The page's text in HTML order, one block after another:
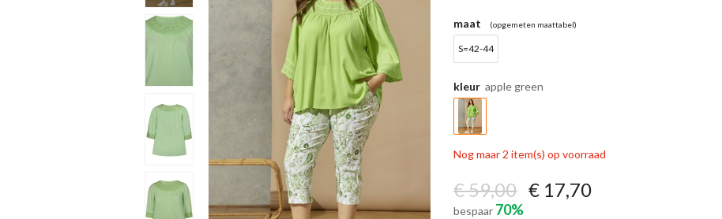
maat (opgemeten maattabel)
S=42-44
kleur apple green
Nog maar 2 item(s) op voorraad
€ 59,00 € 17,70
bespaar 70%